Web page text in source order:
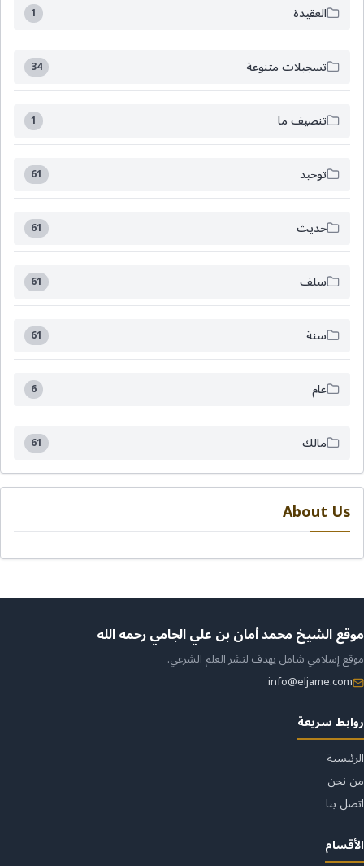
العقيدة 1
تسجيلات متنوعة 34
تنصيف ما 1
توحيد 61
حديث 61
سلف 61
سنة 61
عام 6
مالك 61
About Us
عن
الموقع
موقع الشيخ محمد أمان بن علي الجامي رحمه الله
موقع إسلامي شامل يهدف لنشر العلم الشرعي.
info@eljame.com
روابط سريعة
الرئيسية
من نحن
اتصل بنا
الأقسام